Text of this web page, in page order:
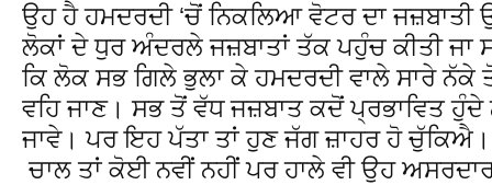
ਉਹ ਹੈ ਹਮਦਰਦੀ ‘ਚੋਂ ਨਿਕਲਿਆ ਵੋਟਰ ਦਾ
ਲੋਕਾਂ ਦੇ ਧੁਰ ਅੰਦਰਲੇ ਜਜ਼ਬਾਤਾਂ ਤੱਕ ਪਹੁੰਚ ਕੀਤੀ ਜਾ
ਕਿ ਲੋਕ ਸਭ ਗਿਲੇ ਭੁਲਾ ਕੇ ਹਮਦਰਦੀ ਵਾਲੇ ਸਾਰੇ ਨੱਕੇ
ਵਹਿ ਜਾਣ। ਸਭ ਤੋਂ ਵੱਧ ਜਜ਼ਬਾਤ ਕਦੋਂ ਪ੍ਰਭਾਵਿਤ
ਜਾਵੇ। ਪਰ ਇਹ ਪੱਤਾ ਤਾਂ ਹੁਣ ਜੱਗ ਜ਼ਾਹਰ ਹੋ
ਚਾਲ ਤਾਂ ਕੋਈ ਨਵੀਂ ਨਹੀਂ ਪਰ ਹਾਲੇ ਵੀ ਉਹ